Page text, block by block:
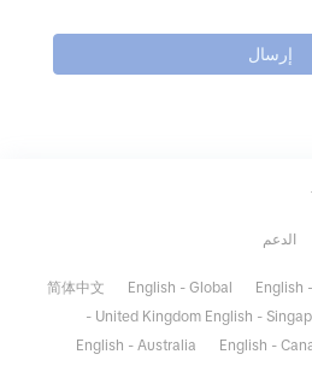
إرسال
الدعم
简体中文 English - Global English
- United Kingdom English -
English - Australia
English -